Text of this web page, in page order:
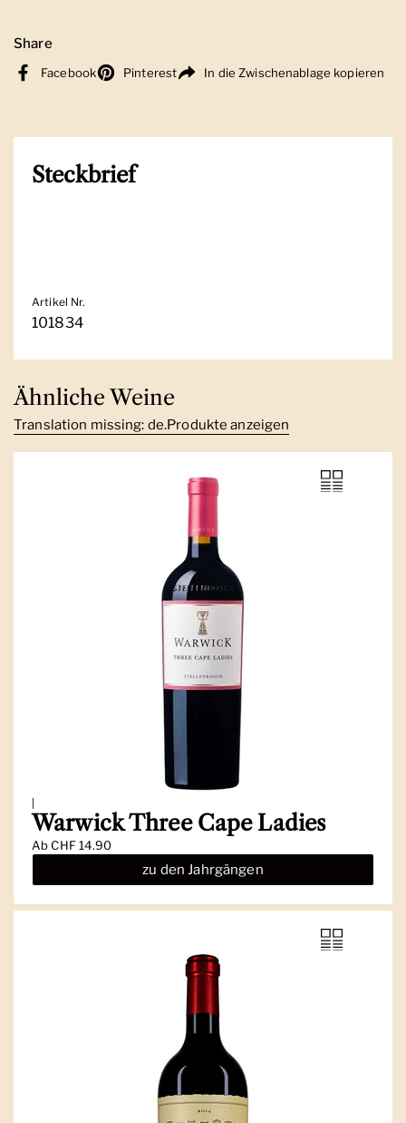
Share
Facebook Pinterest In die Zwischenablage kopieren
Steckbrief
Artikel Nr.
101834
Ähnliche Weine
Translation missing: de.Produkte anzeigen
Warwick Three Cape Ladies
AbCHF 14.90
zu den Jahrgängen